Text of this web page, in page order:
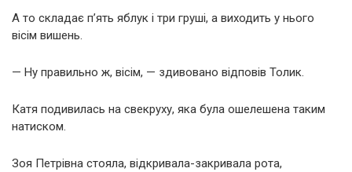
А то складає п’ять яблук і три груші, а виходить у нього
вісім вишень.
— Ну правильно ж, вісім, — здивовано відповів Толик.
Катя подивилась на свекруху, яка була ошелешена таким
натиском.
Зоя Петрівна стояла, відкривала-закривала рота,